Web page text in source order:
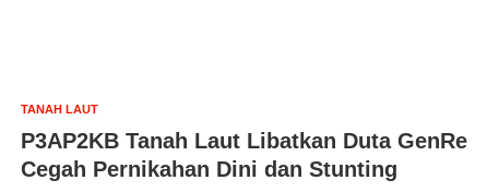
TANAH LAUT
P3AP2KB Tanah Laut Libatkan Duta GenRe
Cegah Pernikahan Dini dan Stunting